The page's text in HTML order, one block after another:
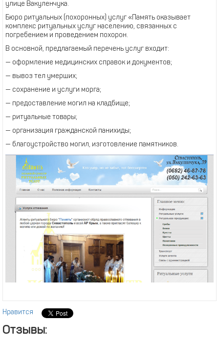
улице Вакуленчука.
Бюро ритуальных (похоронных) услуг «Память оказывает
комплекс ритуальных услуг населению, связанных с
погребением и проведением похорон.
В основной, предлагаемый перечень услуг входит:
— оформление медицинских справок и документов;
— вывоз тел умерших;
— сохранение и услуги морга;
— предоставление могил на кладбище;
— ритуальные товары;
— организация гражданской панихиды;
— благоустройство могил, изготовление памятников.
Нравится
Отзывы: